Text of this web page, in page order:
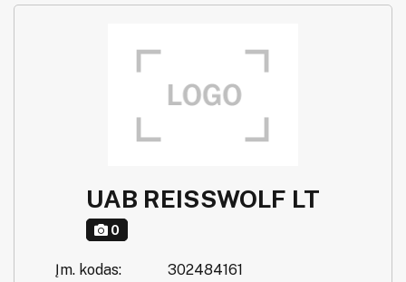
UAB REISSWOLF LT
0
Įm. kodas:
302484161